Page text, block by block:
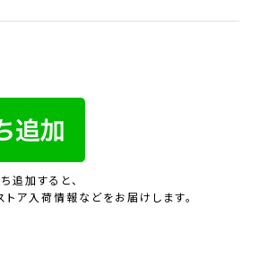
追加すると、
ア入荷情報などをお届けします。